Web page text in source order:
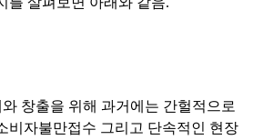
창출을 위해 과거에는 간헐적으로
비자불만접수 그리고 단속적인 현장